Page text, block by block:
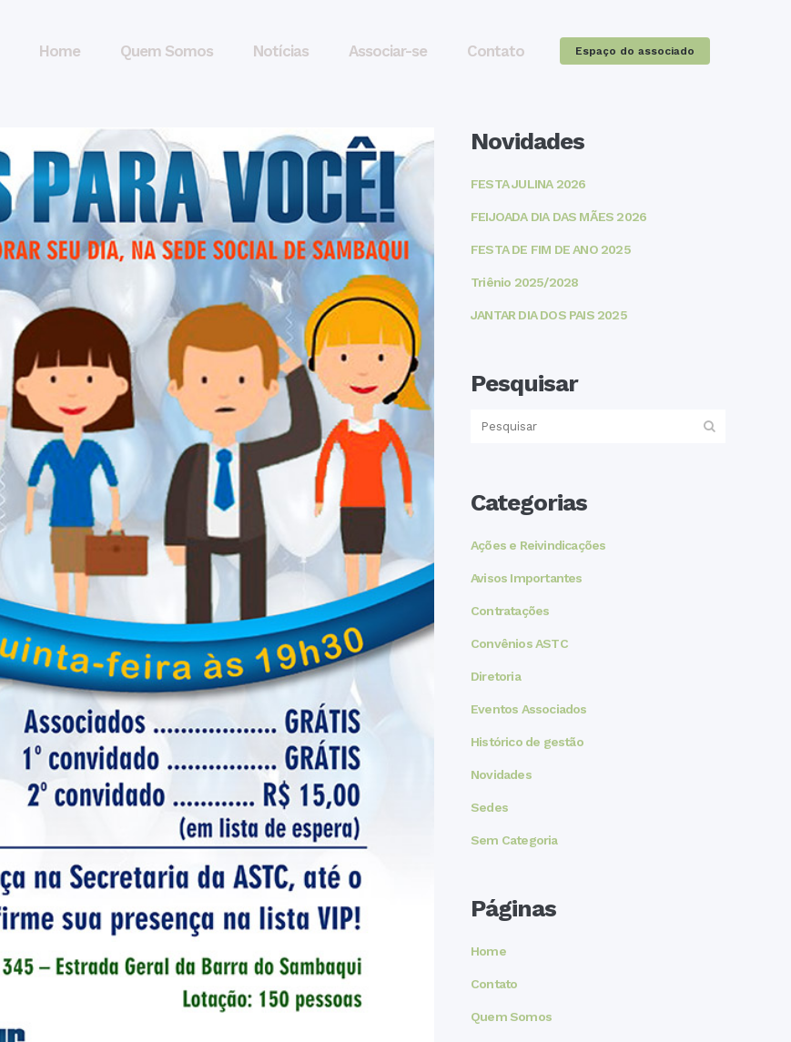
Espaço do associado
Home Quem Somos Notícias Associar-se Contato
Novidades
FESTA JULINA 2026
FEIJOADA DIA DAS MÃES 2026
FESTA DE FIM DE ANO 2025
Triênio 2025/2028
JANTAR DIA DOS PAIS 2025
Pesquisar
Categorias
Ações e Reivindicações
Avisos Importantes
Contratações
Convênios ASTC
Diretoria
Eventos Associados
Histórico de gestão
Novidades
Sedes
Sem Categoria
Páginas
Home
Contato
Quem Somos